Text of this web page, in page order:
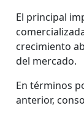
El principal
crecimiento
del mercado.
En términos
anterior,